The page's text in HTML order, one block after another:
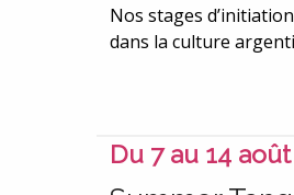
Nos stages
dans la culture
Du 7 au 14